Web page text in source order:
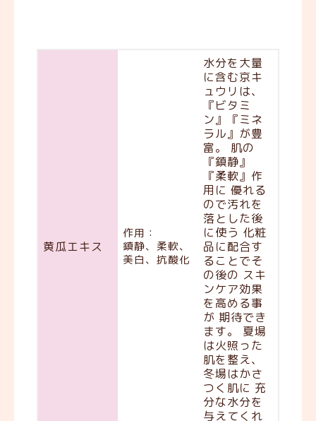
黄瓜エキス
作用：
鎮静、柔軟、
美白、抗酸化
水分を大量
に含む京キ
ュウリは、
『ビタミ
ン』『ミネ
ラル』が豊
富。 肌の
『鎮静』
『柔軟』作
用に 優れる
ので汚れを
落とした後
に使う 化粧
品に配合す
ることでそ
の後の スキ
ンケア効果
を高める事
が 期待でき
ます。 夏場
は火照った
肌を整え、
冬場はかさ
つく肌に 充
分な水分を
与えてくれ